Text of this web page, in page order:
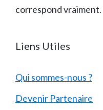
correspond vraiment.
Liens Utiles
Qui sommes-nous ?
Devenir Partenaire